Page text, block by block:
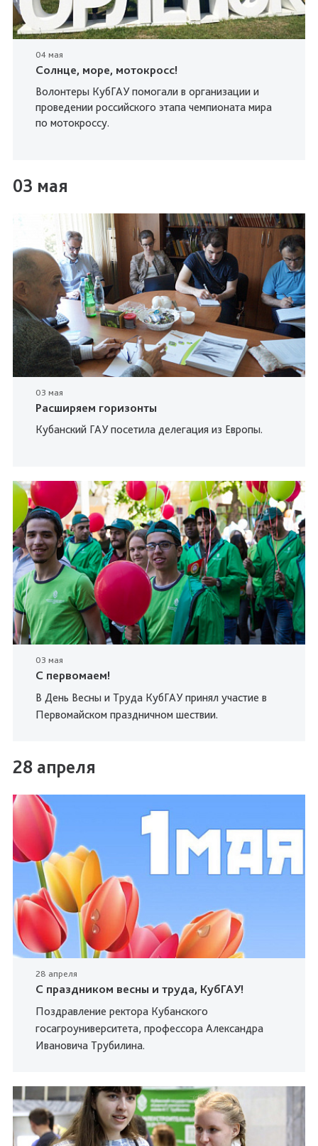
04 мая
Солнце, море, мотокросс!
Волонтеры КубГАУ помогали в организации и
проведении российского этапа чемпионата мира
по мотокроссу.
03 мая
03 мая
Расширяем горизонты
Кубанский ГАУ посетила делегация из Европы.
03 мая
С первомаем!
В День Весны и Труда КубГАУ принял участие в
Первомайском праздничном шествии.
28 апреля
28 апреля
С праздником весны и труда, КубГАУ!
Поздравление ректора Кубанского
госагроуниверситета, профессора Александра
Ивановича Трубилина.